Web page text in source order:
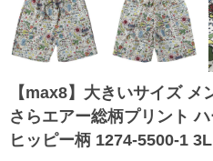
【max8】大きいサイズ
さらエアー総柄プリント
ヒッピー柄 1274-5500-1